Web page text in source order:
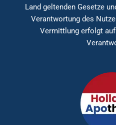
Land geltenden Gesetze
Verantwortung des
Vermittlung erfolgt